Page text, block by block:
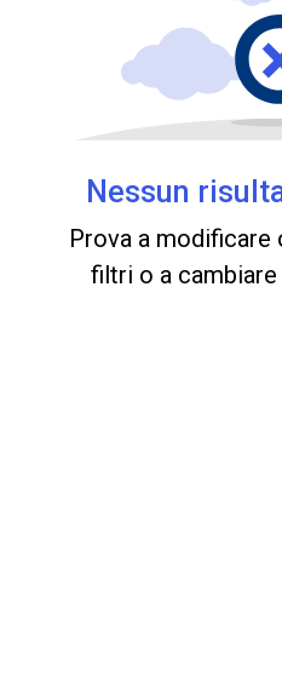
Nessun
Prova a modificare
filtri o a